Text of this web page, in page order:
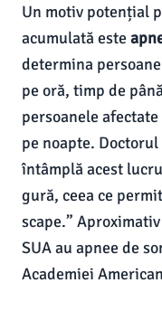
Un motiv potențial
acumulată este
determina
pe oră, timp de
persoanele
pe noapte. Doctorul
întâmplă acest
gură, ceea ce
scape.”
SUA au apnee de
Academiei